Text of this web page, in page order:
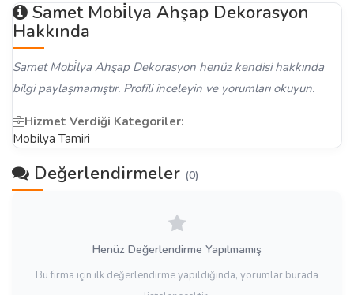
Samet Mobi̇lya Ahşap Dekorasyon
Hakkında
Samet Mobi̇lya Ahşap Dekorasyon henüz kendisi hakkında
bilgi paylaşmamıştır. Profili inceleyin ve yorumları okuyun.
Hizmet Verdiği Kategoriler:
Mobilya Tamiri
Değerlendirmeler (0)
Henüz Değerlendirme Yapılmamış
Bu firma için ilk değerlendirme yapıldığında, yorumlar burada